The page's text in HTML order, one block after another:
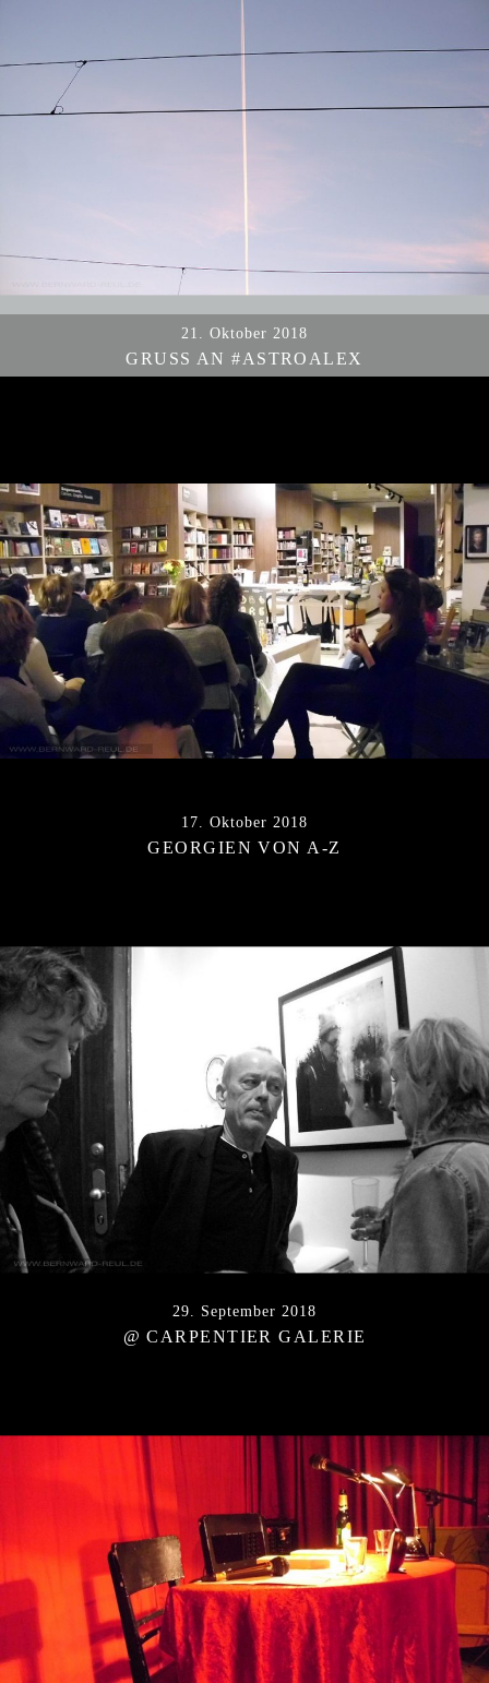
21. Oktober 2018
GRUSS AN #ASTROALEX
17. Oktober 2018
GEORGIEN VON A-Z
29. September 2018
@ CARPENTIER GALERIE